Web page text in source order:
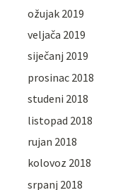
ožujak 2019
veljača 2019
siječanj 2019
prosinac 2018
studeni 2018
listopad 2018
rujan 2018
kolovoz 2018
srpanj 2018